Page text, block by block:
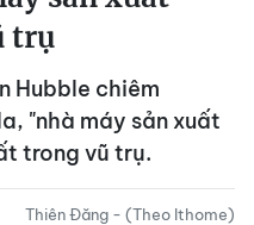
trụ
Hubble chiêm
"nhà máy sản xuất
trong vũ trụ.
Thiên Đăng - (Theo Ithome)